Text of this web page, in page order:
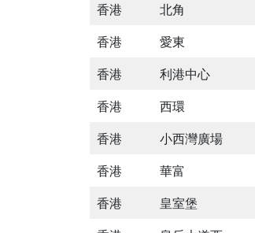
香港
北角
香港
愛東
香港
利港中心
香港
西環
香港
小西灣廣場
香港
華富
香港
皇室堡